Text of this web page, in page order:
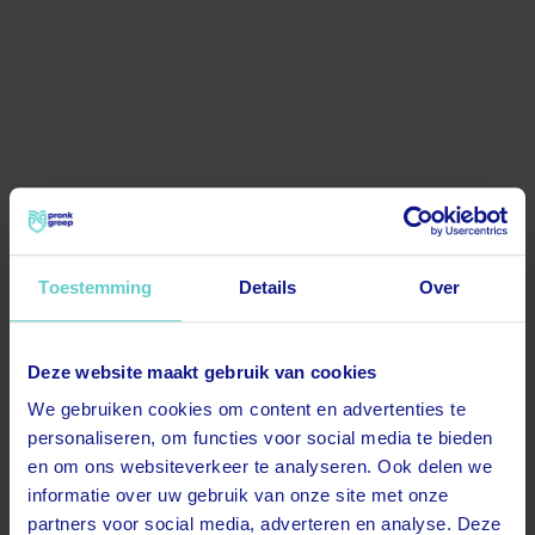
Toestemming Details Over
Deze website maakt gebruik van cookies
We gebruiken cookies om content en advertenties te
personaliseren, om functies voor social media te bieden
en om ons websiteverkeer te analyseren. Ook delen we
informatie over uw gebruik van onze site met onze
partners voor social media, adverteren en analyse. Deze
500